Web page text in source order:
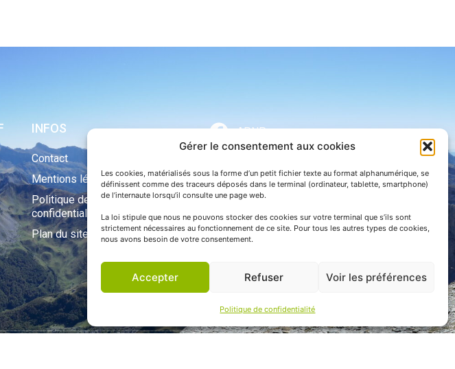
Gérer le consentement aux cookies
Les cookies, matérialisés sous la forme d’un petit fichier texte au format alphanumérique, se
définissent comme des traceurs déposés dans le terminal (ordinateur, tablette, smartphone)
de l’internaute lorsqu’il consulte une page web.
La loi stipule que nous ne pouvons stocker des cookies sur votre terminal que s’ils sont
strictement nécessaires au fonctionnement de ce site. Pour tous les autres types de cookies,
nous avons besoin de votre consentement.
Accepter Refuser Voir les préférences
Politique de confidentialité
INFOS
Contact
Mentions légales
Politique de
confidentialité
Plan du site
APNP
Parc national des Pyrénées